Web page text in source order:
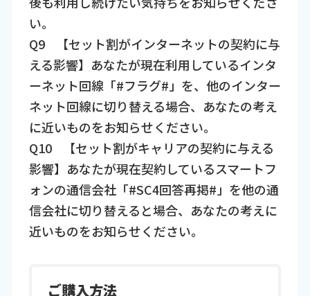
い。​
Q9​ 【セット割がインターネットの契約に与
える影響】あなたが現在利用しているインタ
ーネット回線「#フラグ#」を、他のインター
ネット回線に切り替える場合、あなたの考え
に近いものをお知らせください。​
Q10​ 【セット割がキャリアの契約に与える
影響】あなたが現在契約しているスマートフ
ォンの通信会社「#SC4回答再掲#」を他の通
信会社に切り替えると場合、あなたの考えに
近いものをお知らせください。​
ご購入方法